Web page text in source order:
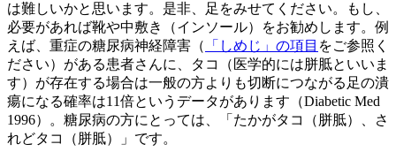
は難しいかと思います。是非、足をみせてください。もし、
必要があれば靴や中敷き（インソール）をお勧めします。例
えば、重症の糖尿病神経障害（
「しめじ」の項目 をご参照く
ださい）がある患者さんに、タコ（医学的には胼胝といいま
す）が存在する場合は一般の方よりも切断につながる足の潰
瘍になる確率は11倍というデータがあります（Diabetic Med
1996）。糖尿病の方にとっては、「たかがタコ（胼胝）、さ
れどタコ（胼胝）」です。